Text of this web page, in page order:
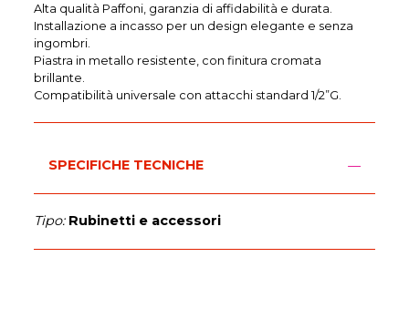
Alta qualità Paffoni, garanzia di affidabilità e durata.
Installazione a incasso per un design elegante e senza
ingombri.
Piastra in metallo resistente, con finitura cromata
brillante.
Compatibilità universale con attacchi standard 1/2”G.
SPECIFICHE TECNICHE
Tipo: Rubinetti e accessori